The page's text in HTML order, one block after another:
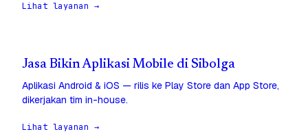
Lihat layanan →
Jasa Bikin Aplikasi Mobile di Sibolga
Aplikasi Android & iOS — rilis ke Play Store dan App Store,
dikerjakan tim in-house.
Lihat layanan →